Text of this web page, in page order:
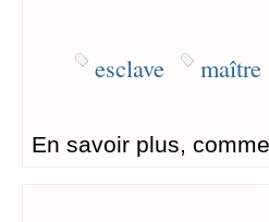
esclave maître
En savoir plus,